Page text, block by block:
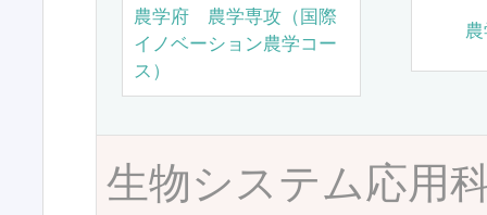
農学府 農学専攻（国際
イノベーション農学コー
ス）
生物システム応用